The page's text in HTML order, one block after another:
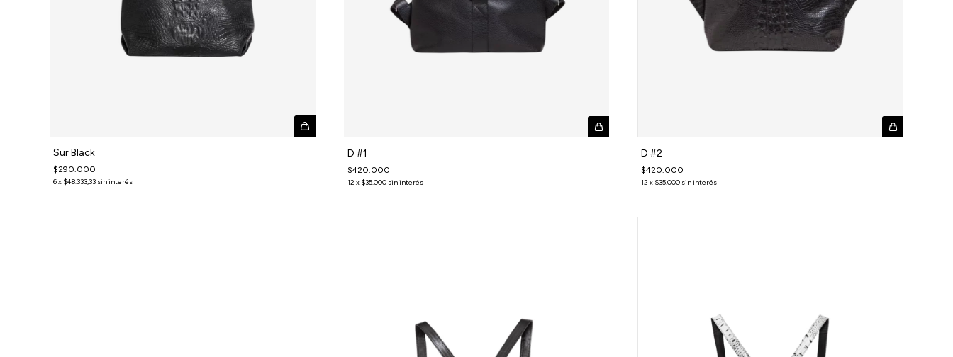
Sur Black
$290.000
6x $48.333,33 sin interés
D #1
$420.000
12 x $35.000 sin interés
D #2
$420.000
12 x $35.000 sin interés